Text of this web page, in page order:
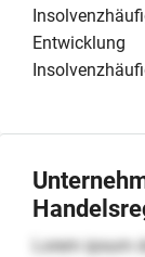
Entwicklung
Lorem ipsum